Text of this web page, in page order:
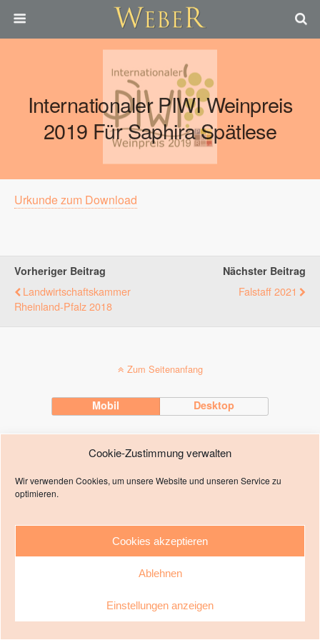
Cookie-Zustimmung verwalten
Wir verwenden Cookies, um unsere Website und unseren Service zu
optimieren.
Cookies akzeptieren
Ablehnen
Einstellungen anzeigen
Internationaler PIWI Weinpreis
2019 Für Saphira Spätlese
Urkunde zum Download
Vorheriger Beitrag
Landwirtschaftskammer
Rheinland-Pfalz 2018
Nächster Beitrag
Falstaff 2021
Zum Seitenanfang
Mobil Desktop